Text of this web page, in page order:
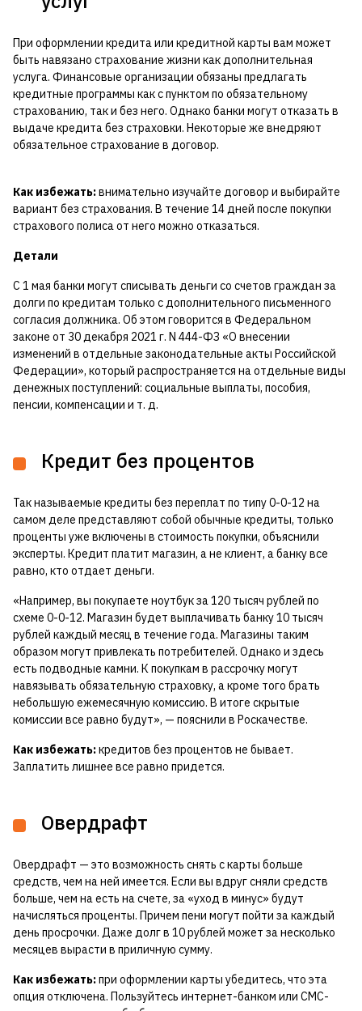
При оформлении кредита или кредитной карты вам может
быть навязано страхование жизни как дополнительная
услуга. Финансовые организации обязаны предлагать
кредитные программы как с пунктом по обязательному
страхованию, так и без него. Однако банки могут отказать в
выдаче кредита без страховки. Некоторые же внедряют
обязательное страхование в договор.
Как избежать:внимательно изучайте договор и выбирайте
вариант без страхования. В течение 14 дней после покупки
страхового полиса от него можно отказаться.
Детали
С 1 мая банки могут списывать деньги со счетов граждан за
долги по кредитам только с дополнительного письменного
согласия должника. Об этом говорится в Федеральном
законе от 30 декабря 2021 г. N 444-ФЗ «О внесении
изменений в отдельные законодательные акты Российской
Федерации», который распространяется на отдельные виды
денежных поступлений: социальные выплаты, пособия,
пенсии, компенсации и т. д.
Кредит без процентов
Так называемые кредиты без переплат по типу 0-0-12 на
самом деле представляют собой обычные кредиты, только
проценты уже включены в стоимость покупки, объяснили
эксперты. Кредит платит магазин, а не клиент, а банку все
равно, кто отдает деньги.
«Например, вы покупаете ноутбук за 120 тысяч рублей по
схеме 0-0-12. Магазин будет выплачивать банку 10 тысяч
рублей каждый месяц в течение года. Магазины таким
образом могут привлекать потребителей. Однако и здесь
есть подводные камни. К покупкам в рассрочку могут
навязывать обязательную страховку, а кроме того брать
небольшую ежемесячную комиссию. В итоге скрытые
комиссии все равно будут», — пояснили в Роскачестве.
Как избежать:кредитов без процентов не бывает.
Заплатить лишнее все равно придется.
Овердрафт
Овердрафт — это возможность снять с карты больше
средств, чем на ней имеется. Если вы вдруг сняли средств
больше, чем на есть на счете, за «уход в минус» будут
начисляться проценты. Причем пени могут пойти за каждый
день просрочки. Даже долг в 10 рублей может за несколько
месяцев вырасти в приличную сумму.
Как избежать:при оформлении карты убедитесь, что эта
опция отключена. Пользуйтесь интернет-банком или СМС-